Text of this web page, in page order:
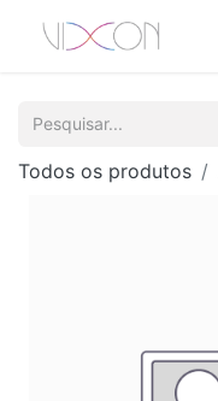
Todos os produtos